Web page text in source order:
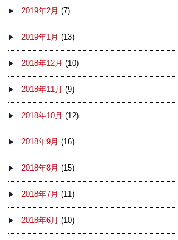
2019年2月 (7)
2019年1月 (13)
2018年12月 (10)
2018年11月 (9)
2018年10月 (12)
2018年9月 (16)
2018年8月 (15)
2018年7月 (11)
2018年6月 (10)